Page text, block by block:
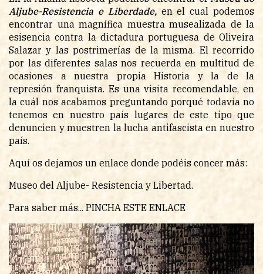
Aljube-Resistencia e Liberdade, en el cual podemos
encontrar una magnífica muestra musealizada de la
esisencia contra la dictadura portuguesa de Oliveira
Salazar y las postrimerías de la misma. El recorrido
por las diferentes salas nos recuerda en multitud de
ocasiones a nuestra propia Historia y la de la
represión franquista. Es una visita recomendable, en
la cuál nos acabamos preguntando porqué todavía no
tenemos en nuestro país lugares de este tipo que
denuncien y muestren la lucha antifascista en nuestro
país.
Aquí os dejamos un enlace donde podéis concer más:
Museo del Aljube- Resistencia y Libertad.
Para saber más... PINCHA ESTE ENLACE